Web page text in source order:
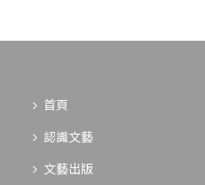
首頁
認識文藝
文藝出版